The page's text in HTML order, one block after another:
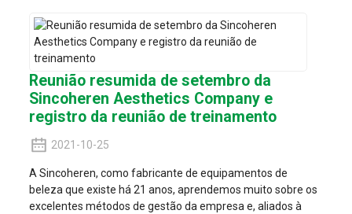
Reunião resumida de setembro da
Sincoheren Aesthetics Company e
registro da reunião de treinamento
2021-10-25
A Sincoheren, como fabricante de equipamentos de
beleza que existe há 21 anos, aprendemos muito sobre os
excelentes métodos de gestão da empresa e, aliados à